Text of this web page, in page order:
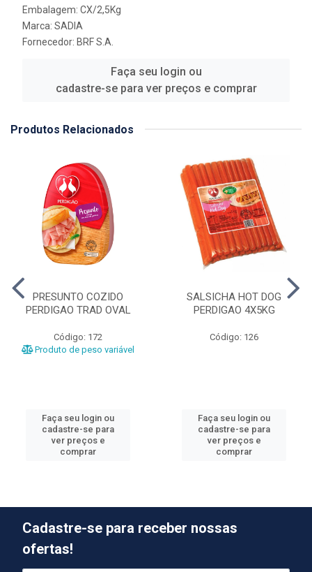
Embalagem: CX/2,5Kg
Marca: SADIA
Fornecedor: BRF S.A.
Faça seu login ou
cadastre-se para ver preços e comprar
Produtos Relacionados
PRESUNTO COZIDO
PERDIGAO TRAD OVAL
Código: 172
Produto de peso variável
Faça seu login ou
cadastre-se para
ver preços e
comprar
SALSICHA HOT DOG
PERDIGAO 4X5KG
Código: 126
Faça seu login ou
cadastre-se para
ver preços e
comprar
Cadastre-se para receber nossas
ofertas!